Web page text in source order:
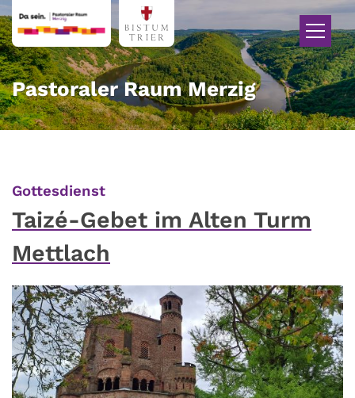
Zum Inhalt springen
Pastoraler Raum Merzig
Gottesdienst:
Taizé-Gebet im Alten Turm
Mettlach